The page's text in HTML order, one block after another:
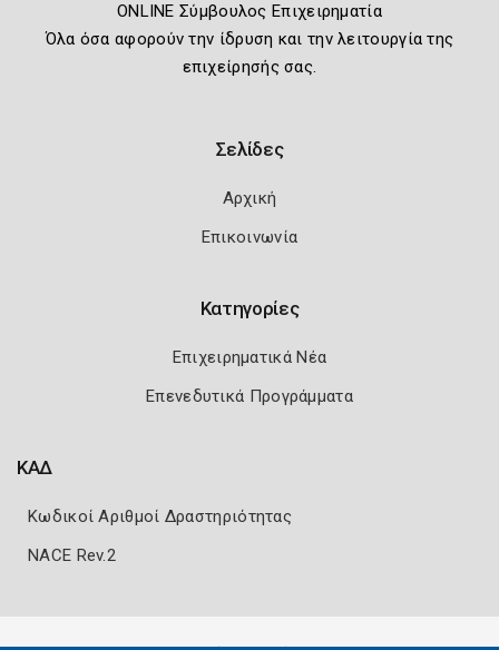
ONLINE Σύμβουλος Επιχειρηματία
Όλα όσα αφορούν την ίδρυση και την λειτουργία της
επιχείρησής σας.
Σελίδες
Αρχική
Επικοινωνία
Κατηγορίες
Επιχειρηματικά Νέα
Επενεδυτικά Προγράμματα
ΚΑΔ
Κωδικοί Αριθμοί Δραστηριότητας
NACE Rev.2